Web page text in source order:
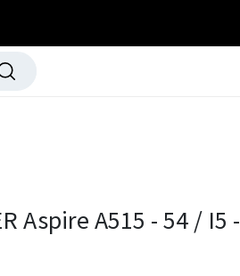
Aspire A515 - 54 / I5 -